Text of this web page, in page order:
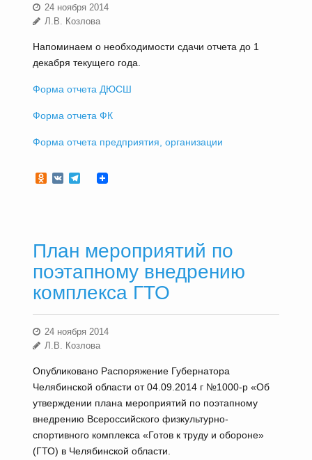
24 ноября 2014
Л.В. Козлова
Напоминаем о необходимости сдачи отчета до 1
декабря текущего года.
Форма отчета ДЮСШ
Форма отчета ФК
Форма отчета предприятия, организации
Odnoklassniki
VKTelegram
План мероприятий по
поэтапному внедрению
комплекса ГТО
24 ноября 2014
Л.В. Козлова
Опубликовано Распоряжение Губернатора
Челябинской области от 04.09.2014 г №1000-р «Об
утверждении плана мероприятий по поэтапному
внедрению Всероссийского физкультурно-
спортивного комплекса «Готов к труду и обороне»
(ГТО) в Челябинской области.